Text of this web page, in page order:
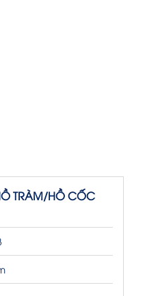
TRÀM/HỒ CỐC